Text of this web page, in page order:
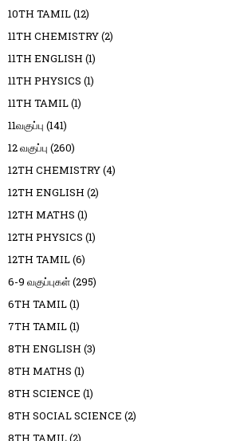
10TH TAMIL(12)
11TH CHEMISTRY(2)
11TH ENGLISH (1)
11TH PHYSICS (1)
11TH TAMIL(1)
11வகுப்பு (141)
12 வகுப்பு (260)
12TH CHEMISTRY(4)
12TH ENGLISH (2)
12TH MATHS (1)
12TH PHYSICS (1)
12TH TAMIL(6)
6-9 வகுப்புகள்(295)
6TH TAMIL(1)
7TH TAMIL(1)
8TH ENGLISH (3)
8TH MATHS (1)
8TH SCIENCE (1)
8TH SOCIAL SCIENCE (2)
8TH TAMIL(2)